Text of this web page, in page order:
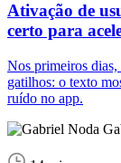
Ativação de
certo para
Nos primeiros dias,
gatilhos: o texto
ruído no app.